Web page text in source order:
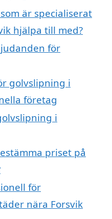
är specialiserat
hjälpa till med?
för
golvslipning i
företag
i
priset på
för
nära Forsvik